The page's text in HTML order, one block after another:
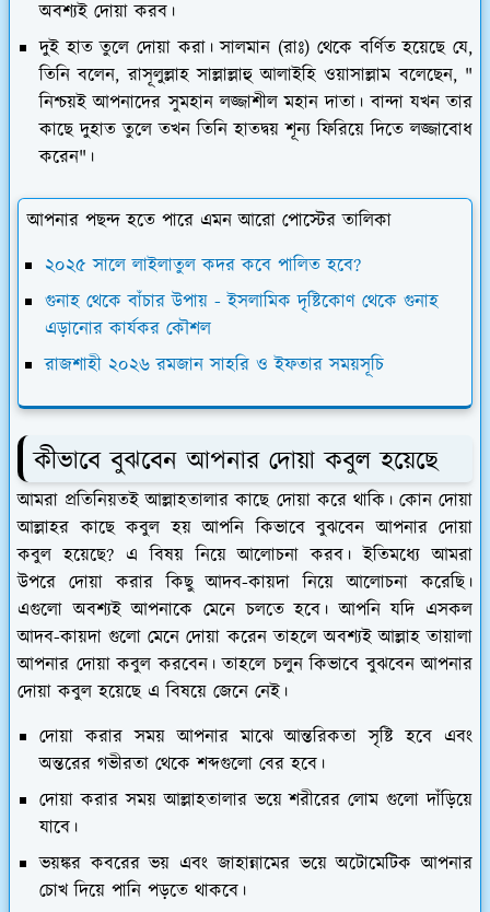
অবশ্যই দোয়া করব।
দুই হাত তুলে দোয়া করা। সালমান (রাঃ) থেকে বর্ণিত হয়েছে যে,
তিনি বলেন, রাসূলুল্লাহ সাল্লাল্লাহু আলাইহি ওয়াসাল্লাম বলেছেন, "
নিশ্চয়ই আপনাদের সুমহান লজ্জাশীল মহান দাতা। বান্দা যখন তার
কাছে দুহাত তুলে তখন তিনি হাতদ্বয় শূন্য ফিরিয়ে দিতে লজ্জাবোধ
করেন"।
আপনার পছন্দ হতে পারে এমন আরো পোস্টের তালিকা
২০২৫ সালে লাইলাতুল কদর কবে পালিত হবে?
গুনাহ থেকে বাঁচার উপায় - ইসলামিক দৃষ্টিকোণ থেকে গুনাহ
এড়ানোর কার্যকর কৌশল
রাজশাহী ২০২৬ রমজান সাহরি ও ইফতার সময়সূচি
কীভাবে বুঝবেন আপনার দোয়া কবুল হয়েছে
আমরা প্রতিনিয়তই আল্লাহতালার কাছে দোয়া করে থাকি। কোন দোয়া
আল্লাহর কাছে কবুল হয় আপনি কিভাবে বুঝবেন আপনার দোয়া
কবুল হয়েছে? এ বিষয় নিয়ে আলোচনা করব। ইতিমধ্যে আমরা
উপরে দোয়া করার কিছু আদব-কায়দা নিয়ে আলোচনা করেছি।
এগুলো অবশ্যই আপনাকে মেনে চলতে হবে। আপনি যদি এসকল
আদব-কায়দা গুলো মেনে দোয়া করেন তাহলে অবশ্যই আল্লাহ তায়ালা
আপনার দোয়া কবুল করবেন। তাহলে চলুন কিভাবে বুঝবেন আপনার
দোয়া কবুল হয়েছে এ বিষয়ে জেনে নেই।
দোয়া করার সময় আপনার মাঝে আন্তরিকতা সৃষ্টি হবে এবং
অন্তরের গভীরতা থেকে শব্দগুলো বের হবে।
দোয়া করার সময় আল্লাহতালার ভয়ে শরীরের লোম গুলো দাঁড়িয়ে
যাবে।
ভয়ঙ্কর কবরের ভয় এবং জাহান্নামের ভয়ে অটোমেটিক আপনার
চোখ দিয়ে পানি পড়তে থাকবে।